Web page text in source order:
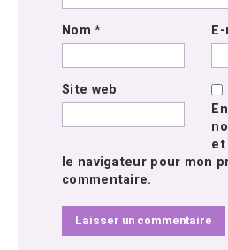
Nom*
Site web
et
le navigateur pour mon
commentaire.